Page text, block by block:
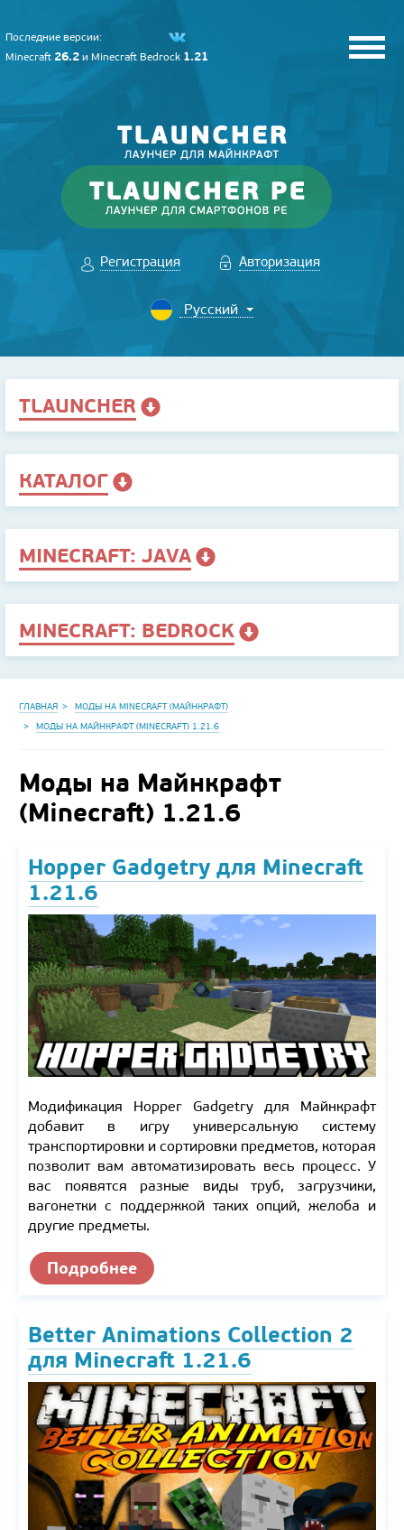
Последние версии:
Minecraft 26.2 и Minecraft Bedrock 1.21
Регистрация Авторизация
TLAUNCHER
КАТАЛОГ
MINECRAFT: JAVA
MINECRAFT: BEDROCK
ГЛАВНАЯ
МОДЫ НА MINECRAFT (МАЙНКРАФТ)
МОДЫ НА МАЙНКРАФТ (MINECRAFT) 1.21.6
Моды на Майнкрафт
(Minecraft) 1.21.6
Hopper Gadgetry для Minecraft
1.21.6
Модификация Hopper Gadgetry для Майнкрафт
добавит в игру универсальную систему
транспортировки и сортировки предметов, которая
позволит вам автоматизировать весь процесс. У
вас появятся разные виды труб, загрузчики,
вагонетки с поддержкой таких опций, желоба и
другие предметы.
Подробнее
Better Animations Collection 2
для Minecraft 1.21.6